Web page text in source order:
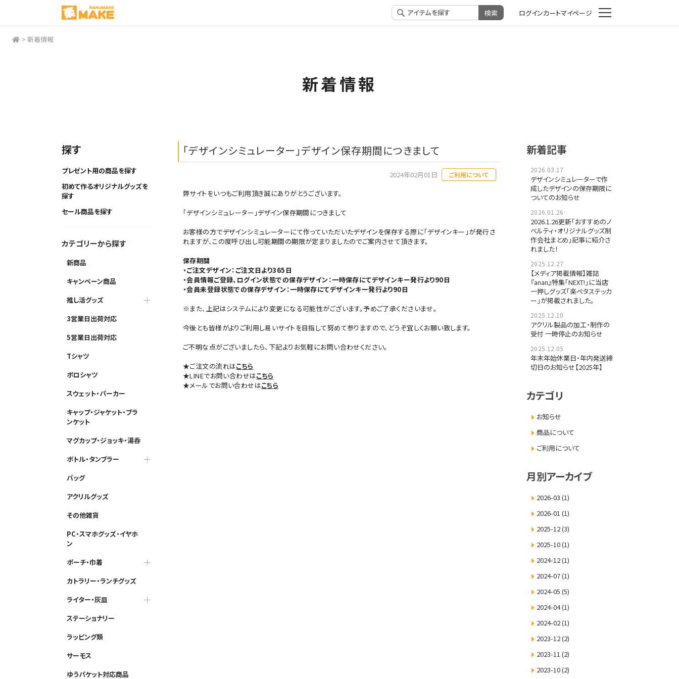
カートマイページ
>新着情報
新着情報
探す
プレゼント用の商品を探す
初めて作るオリジナルグッズを
探す
セール商品を探す
カテゴリーから探す
新商品
キャンペーン商品
推し活グッズ
3営業日出荷対応
5営業日出荷対応
Tシャツ
ポロシャツ
スウェット・パーカー
キャップ・ジャケット・ブラ
ンケット
マグカップ・ジョッキ・湯呑
ボトル・タンブラー
バッグ
アクリルグッズ
その他雑貨
PC・スマホグッズ・イヤホ
ン
ポーチ・巾着
カトラリー・ランチグッズ
ライター・灰皿
ステーショナリー
ラッピング類
サーモス
ゆうパケット対応商品
「デザインシミュレーター」デザイン保存期間につきまして
2024年02月01日 ご利用について
弊サイトをいつもご利用頂き誠にありがとうございます。
「デザインシミュレーター」デザイン保存期間につきまして
お客様の方でデザインシミュレーターにて作っていただいたデザインを保存する際に「デザインキー」が発行さ
れますが、この度呼び出し可能期間の期限が定まりましたのでご案内させて頂きます。
保存期間
・ご注文デザイン：ご注文日より365日
・会員情報ご登録、ログイン状態での保存デザイン：一時保存にてデザインキー発行より90日
・会員未登録状態での保存デザイン：一時保存にてデザインキー発行より90日
※また、上記はシステムにより変更になる可能性がございます。予めご了承くださいませ。
今後とも皆様がよりご利用し易いサイトを目指して努めて参りますので、どうぞ宜しくお願い致します。
ご不明な点がございましたら、下記よりお気軽にお問い合わせください。
★ご注文の流れはこちら
★LINEでお問い合わせはこちら
★メールでお問い合わせはこちら
新着記事
2026.03.17
デザインシミュレーターで作
成したデザインの保存期限に
ついてのお知らせ
2026.01.26
2026.1.26更新「おすすめのノ
ベルティ・オリジナルグッズ制
作会社まとめ」記事に紹介さ
れました！
2025.12.27
【メディア掲載情報】雑誌
『anan』特集「NEXT!」に当店
一押しグッズ「楽ペタステッカ
ー」が掲載されました。
2025.12.10
アクリル製品の加工・制作の
受付 一時停止のお知らせ
2025.12.05
年末年始休業日・年内発送締
切日のお知らせ【2025年】
カテゴリ
お知らせ
商品について
ご利用について
月別アーカイブ
2026-03 (1)
2026-01 (1)
2025-12(3)
2025-10(1)
2024-12(1)
2024-07(1)
2024-05 (5)
2024-04(1)
2024-02(1)
2023-12(2)
2023-11 (2)
2023-10(2)